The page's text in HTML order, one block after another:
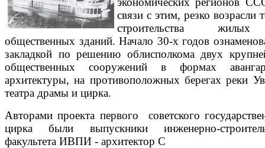
связи с этим, резко возрасли
строительства
общественных зданий. Начало 30-х годов
закладкой по решению облисполкома двух
общественных сооружений в формах
архитектуры, на противоположных берегах реки
театра драмы и цирка.
Авторами проекта первого советского
цирка были выпускники инженерно-
факультета ИВПИ - архитектор С